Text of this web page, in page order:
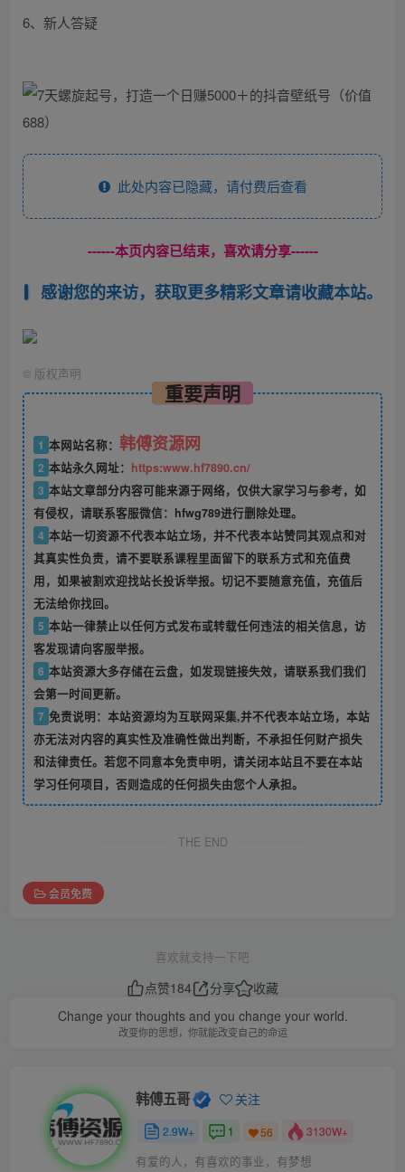
6、新人答疑
此处内容已隐藏，请付费后查看
------本页内容已结束，喜欢请分享------
感谢您的来访，获取更多精彩文章请收藏本站。
© 版权声明
重要声明
1 本网站名称： 韩傅资源网
2 本站永久网址： https:www.hf7890.cn/
3 本站文章部分内容可能来源于网络，仅供大家学习与参考，如
有侵权，请联系客服微信：hfwg789进行删除处理。
4 本站一切资源不代表本站立场，并不代表本站赞同其观点和对
其真实性负责，请不要联系课程里面留下的联系方式和充值费
用，如果被割欢迎找站长投诉举报。切记不要随意充值，充值后
无法给你找回。
5 本站一律禁止以任何方式发布或转载任何违法的相关信息，访
客发现请向客服举报。
6 本站资源大多存储在云盘，如发现链接失效，请联系我们我们
会第一时间更新。
7 免责说明：本站资源均为互联网采集,并不代表本站立场，本站
亦无法对内容的真实性及准确性做出判断，不承担任何财产损失
和法律责任。若您不同意本免责申明，请关闭本站且不要在本站
学习任何项目，否则造成的任何损失由您个人承担。
THE END
会员免费
喜欢就支持一下吧
点赞184 分享
收藏
Change your thoughts and you change your world.
改变你的思想，你就能改变自己的命运
韩傅五哥 关注
2.9W+ 1 56 3130W+
有爱的人，有喜欢的事业，有梦想